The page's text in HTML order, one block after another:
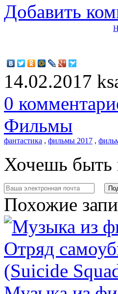
Добавить
14.02.2017
0
Фильмы
фантастика , фильмы 2017 ,
Хочешь быть
Похожие